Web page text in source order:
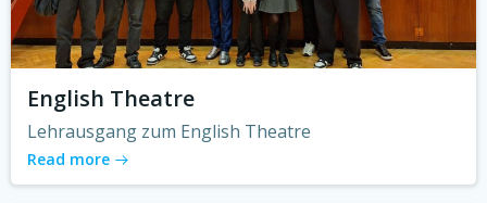
English Theatre
Lehrausgang zum English Theatre
Read more